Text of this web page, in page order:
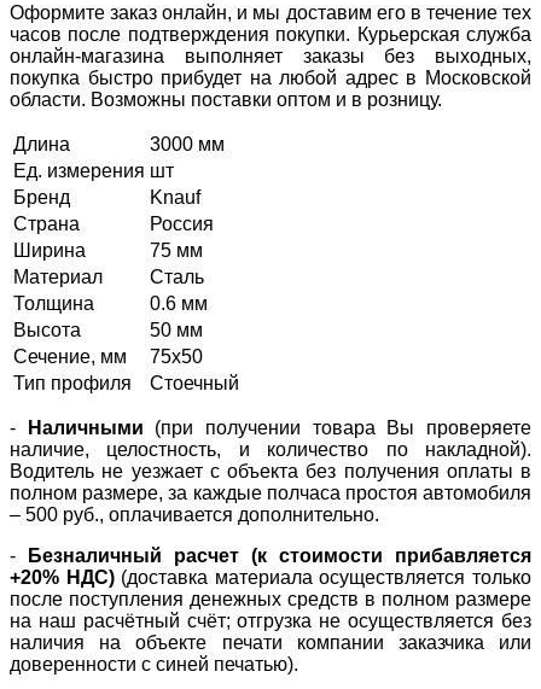
Оформите заказ онлайн, и мы доставим его в течение тех
часов после подтверждения покупки. Курьерская служба
онлайн-магазина выполняет заказы без выходных,
покупка быстро прибудет на любой адрес в Московской
области. Возможны поставки оптом и в розницу.
Длина
3000 мм
Ед. измерения шт
Бренд
Knauf
Страна
Россия
Ширина
75 мм
Материал
Сталь
Толщина
0.6 мм
Высота
50 мм
Сечение, мм
75х50
Тип профиля
Стоечный
- Наличными (при получении товара Вы проверяете
наличие, целостность, и количество по накладной).
Водитель не уезжает с объекта без получения оплаты в
полном размере, за каждые полчаса простоя автомобиля
– 500 руб., оплачивается дополнительно.
-
Безналичный расчет (к стоимости прибавляется
+20% НДС) (доставка материала осуществляется только
после поступления денежных средств в полном размере
на наш расчётный счёт; отгрузка не осуществляется без
наличия на объекте печати компании заказчика или
доверенности с синей печатью).